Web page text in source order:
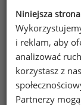
Zapisz się
Niniejsza
i reklam, aby
analizować
korzystasz z
Partnerzy